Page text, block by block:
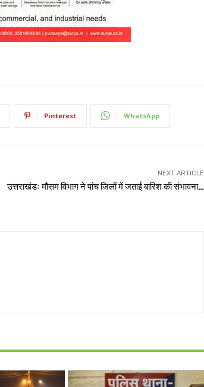
Pinterest WhatsApp
NEXT ARTICLE
उत्तराखंडः मौसम विभाग ने पांच जिलों में जताई बारिश की संभावना…